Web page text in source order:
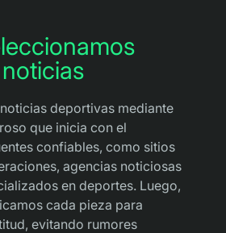
deportivas mediante
que inicia con el
confiables, como sitios
agencias noticiosas
en deportes. Luego,
cada pieza para
evitando rumores